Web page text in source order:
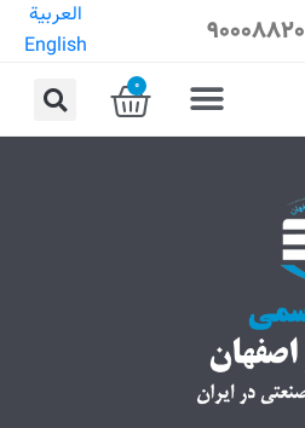
90008820
العربية
English
0